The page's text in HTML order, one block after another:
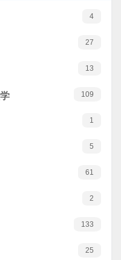
4
27
13
109
1
5
61
2
133
25